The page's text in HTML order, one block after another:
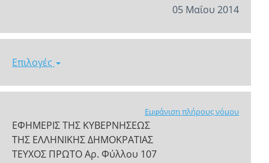
05 Μαΐου 2014
Επιλογές
Εμφάνιση πλήρους νόμου
ΕΦΗΜΕΡΙΣ ΤΗΣ ΚΥΒΕΡΝΗΣΕΩΣ
ΤΗΣ ΕΛΛΗΝΙΚΗΣ ΔΗΜΟΚΡΑΤΙΑΣ
ΤΕΥΧΟΣ ΠΡΩΤΟ Αρ. Φύλλου 107